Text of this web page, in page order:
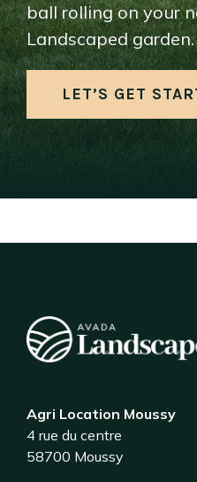
ball rolling on your
Landscaped garden.
LET’S GET
Agri Location Moussy
4 rue du centre
58700 Moussy